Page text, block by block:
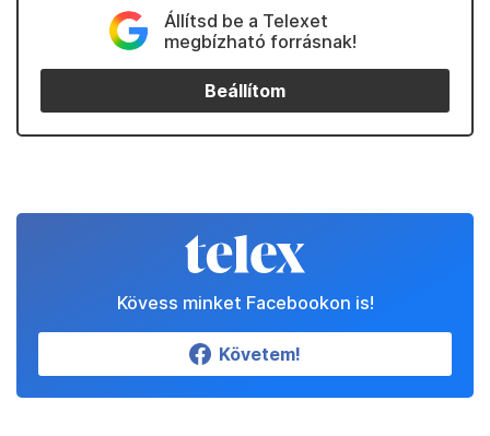
Állítsd be a Telexet
megbízható forrásnak!
Beállítom
Kövess minket Facebookon is!
Követem!